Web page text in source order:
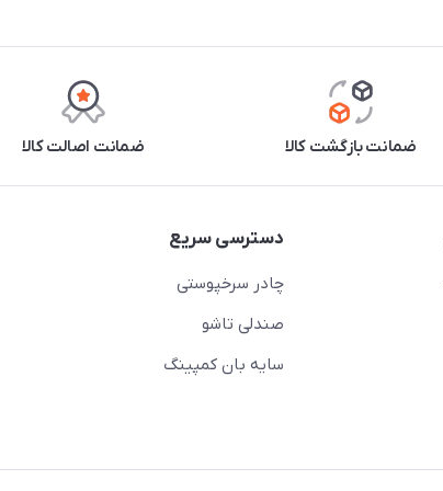
ضمانت بازگشت کالا ضمانت اصالت کالا
دسترسی سریع
چادر سرخپوستی
صندلی تاشو
سایه بان کمپینگ